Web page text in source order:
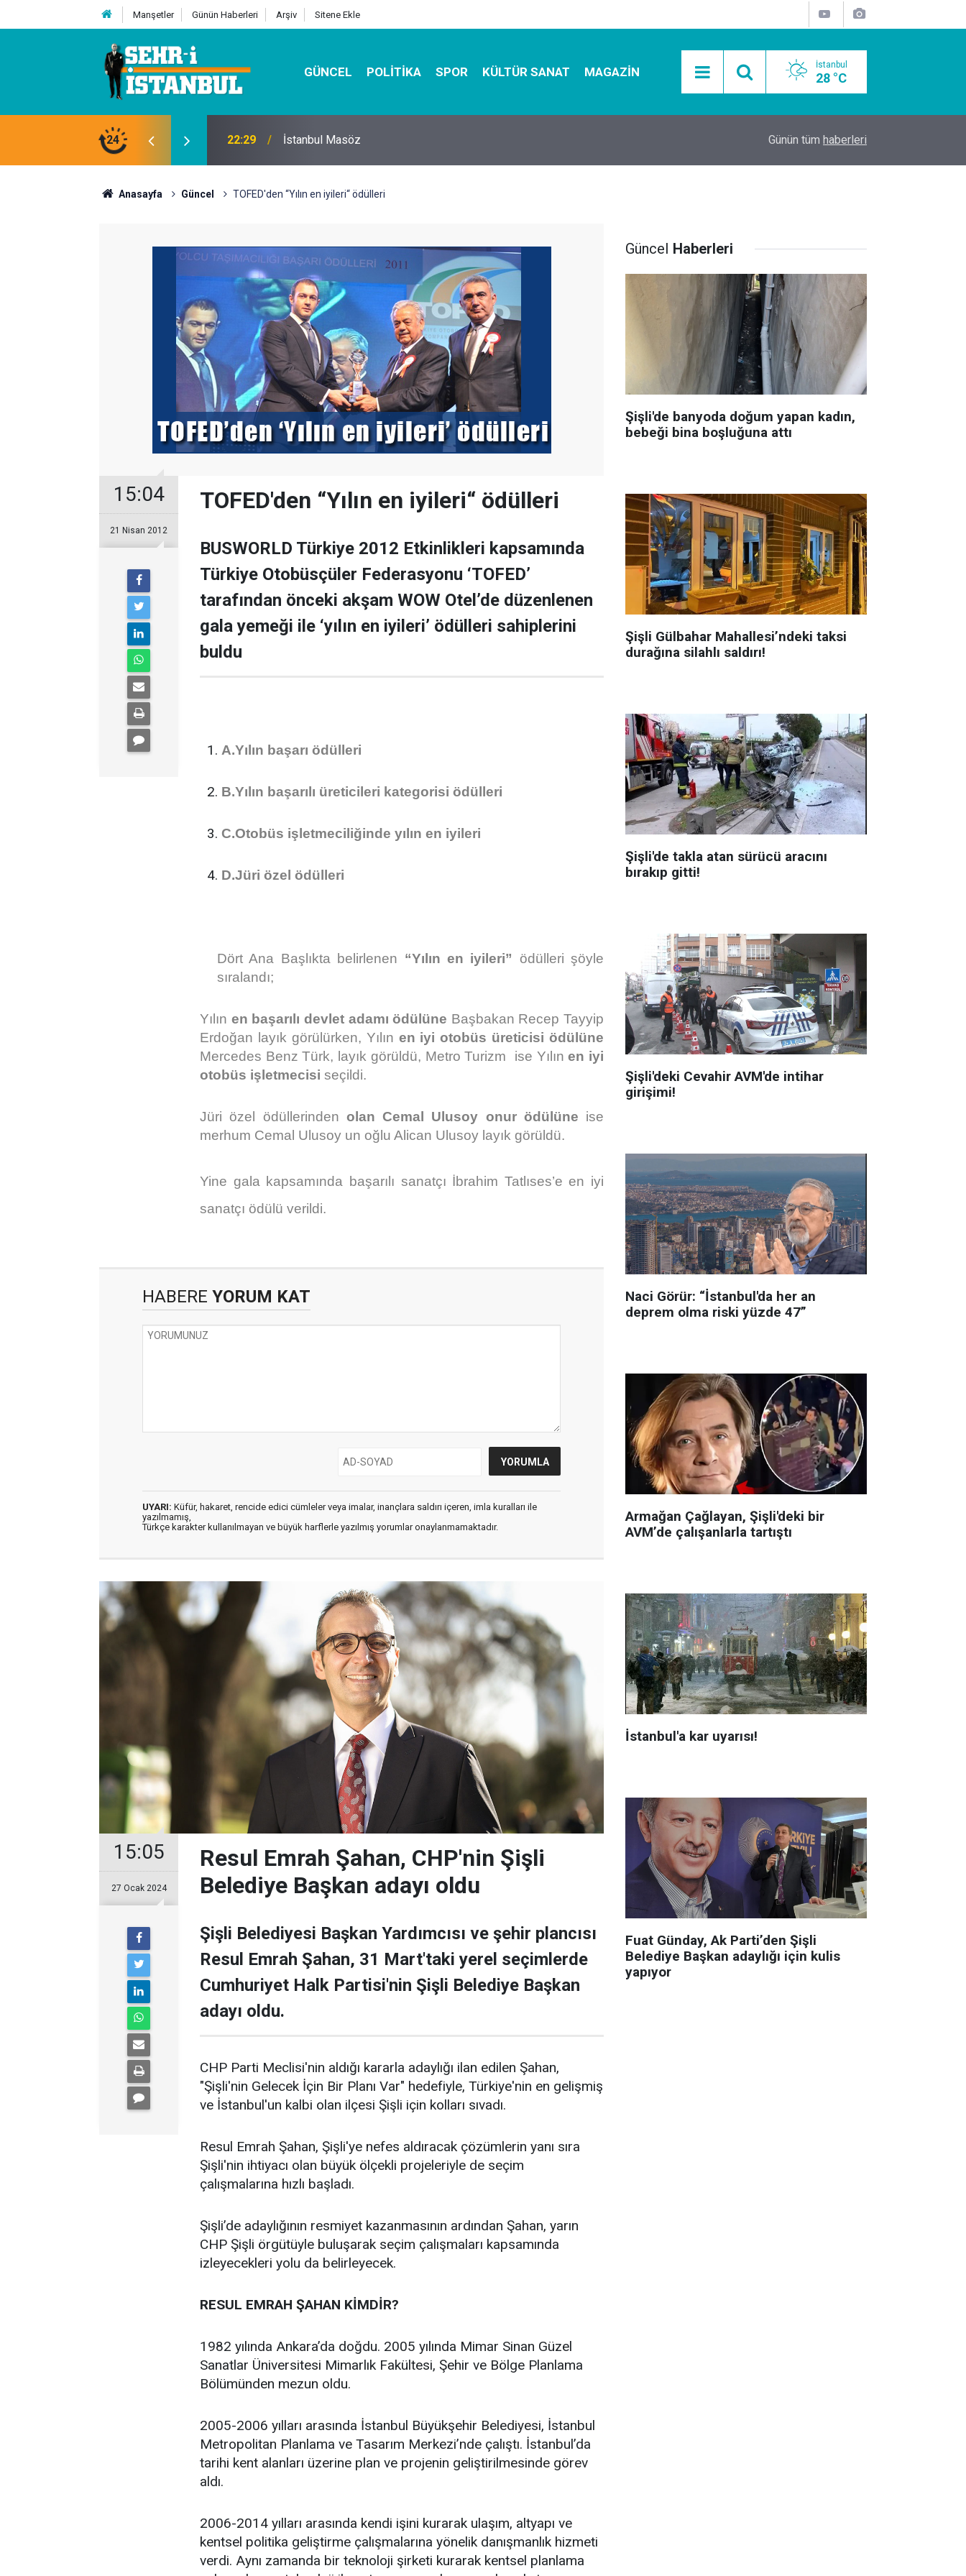
Manşetler Günün Haberleri Arşiv Sitene Ekle
GÜNCEL POLITIKA SPOR KÜLTÜR SANAT MAGAZIN İstanbul
28 °C
24 07:32 Kutu Sihirbazı ile Estetik, Dayanıklı ve Çevre Dostu Ambalaj Mobil Araçlarla Hayır Lokması Dağıtımının
Günün tüm haberleri
Anasayfa Güncel TOFED'den “Yılın en iyileri“ ödülleri
15:04
21 Nisan 2012
TOFED'den “Yılın en iyileri“ ödülleri
BUSWORLD Türkiye 2012 Etkinlikleri kapsamında
Türkiye Otobüsçüler Federasyonu ‘TOFED’
tarafından önceki akşam WOW Otel’de düzenlenen
gala yemeği ile ‘yılın en iyileri’ ödülleri sahiplerini
buldu
A.Yılın başarı ödülleri
B.Yılın başarılı üreticileri kategorisi ödülleri
C.Otobüs işletmeciliğinde yılın en iyileri
D.Jüri özel ödülleri
Dört Ana Başlıkta belirlenen “Yılın en iyileri”
ödülleri şöyle
sıralandı;
Yılın en başarılı devlet adamı ödülüne Başbakan Recep Tayyip
Erdoğan layık görülürken, Yılın en iyi otobüs üreticisi ödülüne
Mercedes Benz Türk, layık görüldü, Metro Turizm ise Yılınen iyi
otobüs işletmecisi seçildi.
Jüri özel ödüllerinden olan Cemal Ulusoy onur ödülüne ise
merhum Cemal Ulusoy un oğlu Alican Ulusoy layık görüldü.
Yine gala kapsamında başarılı sanatçı İbrahim Tatlıses’e en iyi
sanatçı ödülü verildi.
HABERE YORUM KAT
UYARI: Küfür, hakaret, rencide edici cümleler veya imalar, inançlara saldırı içeren, imla kuralları ile
yazılmamış,
Türkçe karakter kullanılmayan ve büyük harflerle yazılmış yorumlar onaylanmamaktadır.
15:05
27 Ocak 2024
Resul Emrah Şahan, CHP'nin Şişli
Belediye Başkan adayı oldu
Şişli Belediyesi Başkan Yardımcısı ve şehir plancısı
Resul Emrah Şahan, 31 Mart'taki yerel seçimlerde
Cumhuriyet Halk Partisi'nin Şişli Belediye Başkan
adayı oldu.
CHP Parti Meclisi'nin aldığı kararla adaylığı ilan edilen Şahan,
"Şişli'nin Gelecek İçin Bir Planı Var" hedefiyle, Türkiye'nin en gelişmiş
ve İstanbul'un kalbi olan ilçesi Şişli için kolları sıvadı.
Resul Emrah Şahan, Şişli'ye nefes aldıracak çözümlerin yanı sıra
Şişli'nin ihtiyacı olan büyük ölçekli projeleriyle de seçim
çalışmalarına hızlı başladı.
Şişli’de adaylığının resmiyet kazanmasının ardından Şahan, yarın
CHP Şişli örgütüyle buluşarak seçim çalışmaları kapsamında
izleyecekleri yolu da belirleyecek.
RESUL EMRAH ŞAHAN KİMDİR?
1982 yılında Ankara’da doğdu. 2005 yılında Mimar Sinan Güzel
Sanatlar Üniversitesi Mimarlık Fakültesi, Şehir ve Bölge Planlama
Bölümünden mezun oldu.
2005-2006 yılları arasında İstanbul Büyükşehir Belediyesi, İstanbul
Metropolitan Planlama ve Tasarım Merkezi’nde çalıştı. İstanbul’da
tarihi kent alanları üzerine plan ve projenin geliştirilmesinde görev
aldı.
2006-2014 yılları arasında kendi işini kurarak ulaşım, altyapı ve
kentsel politika geliştirme çalışmalarına yönelik danışmanlık hizmeti
verdi. Aynı zamanda bir teknoloji şirketi kurarak kentsel planlama
Güncel Haberleri
Şişli'de banyoda doğum yapan kadın,
bebeği bina boşluğuna attı
Şişli Gülbahar Mahallesi’ndeki taksi
durağına silahlı saldırı!
Şişli'de takla atan sürücü aracını
bırakıp gitti!
Şişli'deki Cevahir AVM'de intihar
girişimi!
Naci Görür: “İstanbul'da her an
deprem olma riski yüzde 47”
Armağan Çağlayan, Şişli'deki bir
AVM’de çalışanlarla tartıştı
İstanbul'a kar uyarısı!
Fuat Günday, Ak Parti’den Şişli
Belediye Başkan adaylığı için kulis
yapıyor